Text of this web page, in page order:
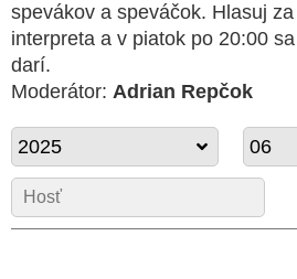
spevákov a speváčok. Hlasuj
interpreta a v piatok po 20:00
darí.
Moderátor: Adrian Repčok
2025 06